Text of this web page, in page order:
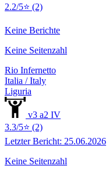
2.2/5⭐ (2)
Keine Berichte
Keine Seitenzahl
Rio Infernetto
Italia / Italy
Liguria
v3 a2 IV
3.3/5⭐ (2)
Letzter Bericht: 25.06.2026
Keine Seitenzahl